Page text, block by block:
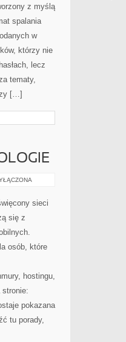
z myślą
spalania
w
którzy nie
lecz
tematy,
[…]
sieci
się z
osób, które
hostingu,
pokazana
tu porady,